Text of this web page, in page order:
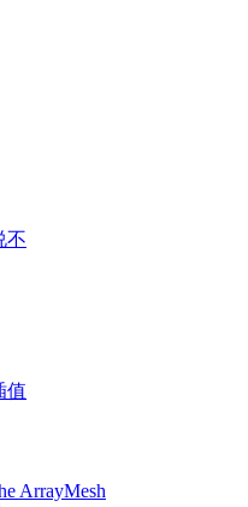
不
值
ArrayMesh